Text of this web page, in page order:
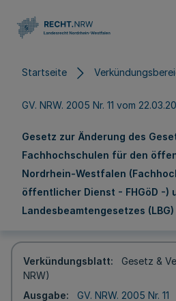
Startseite
GV. NRW. 2005 Nr. 11 vom
Gesetz zur Änderung des
Fachhochschulen für den
Nordrhein-Westfalen
öffentlicher Dienst - FHGöD -)
Landesbeamtengesetzes (LBG)
Verkündungsblatt
Gesetz &
NRW)
Ausgabe
GV. NRW. 2005 Nr. 11